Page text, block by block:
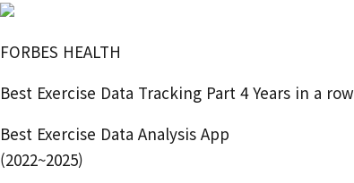
FORBES HEALTH
Best Exercise Data Tracking Part 4 Years in a row
Best Exercise Data Analysis App
(2022~2025)